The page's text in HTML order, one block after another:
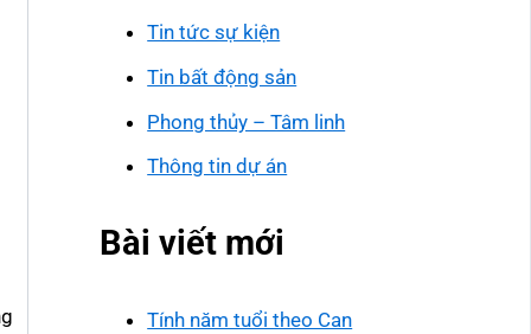
Tin tức sự kiện
Tin bất động sản
Phong thủy – Tâm linh
Thông tin dự án
Bài viết mới
Tính năm tuổi theo Can